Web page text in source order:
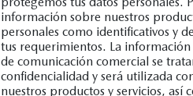
información sobre nuestros
personales como identificativos y
tus requerimientos. La
de comunicación comercial se
confidencialidad y será utilizada
nuestros productos y servicios, así